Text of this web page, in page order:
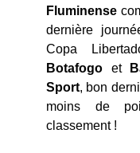
Fluminense
dernière
Copa
Botafogo et
Sport, bon
moins de
classement !